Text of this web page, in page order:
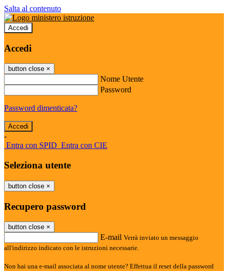
Salta al contenuto
Accedi
Accedi
button close ×
Nome Utente
Password
Password dimenticata?
-
Entra con SPID Entra con CIE
Seleziona utente
button close ×
Recupero password
button close ×
E-mail Verrà inviato un messaggio
all'indirizzo indicato con le istruzioni necessarie.
Non hai una e-mail associata al nome utente? Effettua il reset della password